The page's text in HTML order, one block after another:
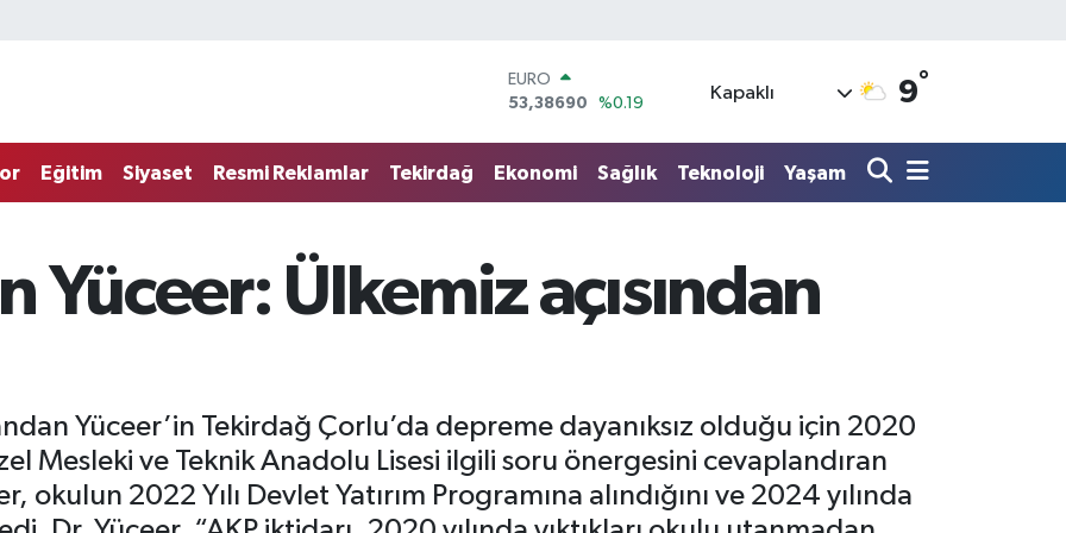
STERLİN
61,60380
%0.18
BİST100
14.598,00
%0
45,43620
%0.02
Kapaklı 9°
Eğitim Siyaset Resmi Reklamlar Tekirdağ Ekonomi Sağlık Teknoloji Yaşam
Yüceer: Ülkemiz açısından
Yüceer’in Tekirdağ Çorlu’da depreme dayanıksız olduğu için 2020
Mesleki ve Teknik Anadolu Lisesi ilgili soru önergesini cevaplandıran
2022 Yılı Devlet Yatırım Programına alındığını ve 2024 yılında